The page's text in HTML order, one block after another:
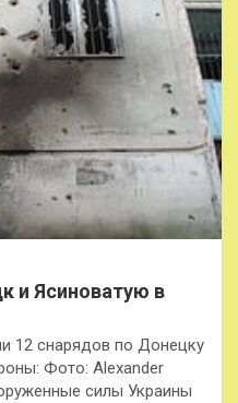
и Ясиноватую в
12 снарядов по Донецку
Фото: Alexander
силы Украины